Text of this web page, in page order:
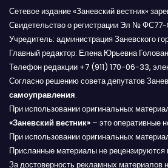
и
г
а
ц
и
я
Сетевое издание «Заневский вестник»
Свидетельство о регистрации Эл № ФС77-
Учредитель: администрация Заневского
Главный редактор: Елена Юрьевна
Телефон редакции +7 (911) 170-06-33,
Согласно решению совета депутатов
самоуправления.
При использовании оригинальных
«Заневский вестник» – это оперативные
При использовании оригинальных
Присланные материалы не рецензируются
За достоверность рекламных материалов